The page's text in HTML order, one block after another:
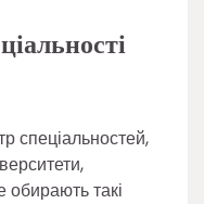
спеціальностей,
обирають такі